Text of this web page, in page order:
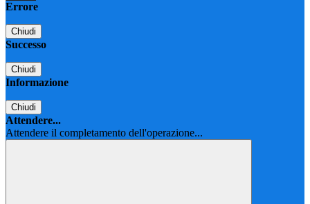
Errore
Chiudi
Successo
Chiudi
Informazione
Chiudi
Attendere...
Attendere il completamento dell'operazione...